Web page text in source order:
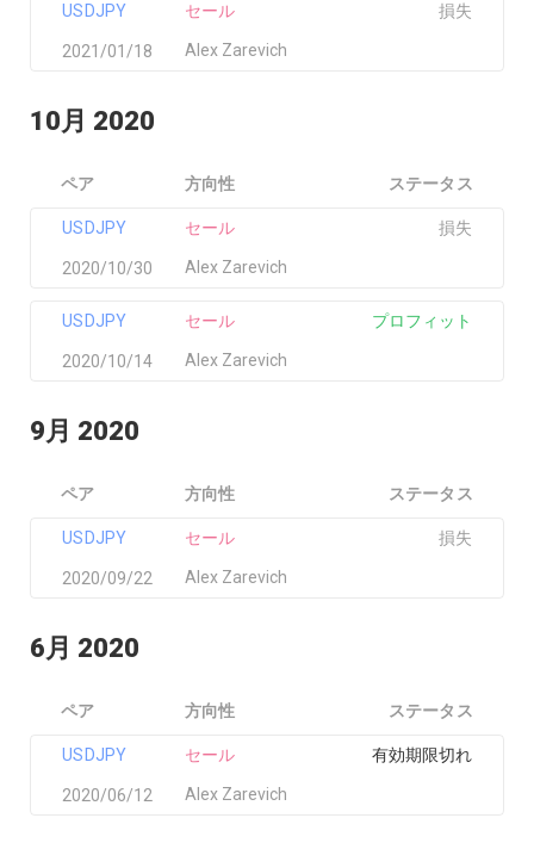
USDJPY
Alex Zarevich
セール
2021/01/18
損失
10月 2020
ペア 方向性 ステータス
USDJPY
Alex Zarevich
セール
2020/10/30
損失
USDJPY
Alex Zarevich
セール
2020/10/14
プロフィット
9月 2020
ペア 方向性 ステータス
USDJPY
Alex Zarevich
セール
2020/09/22
損失
6月 2020
ペア 方向性 ステータス
USDJPY
Alex Zarevich
セール
2020/06/12
有効期限切れ